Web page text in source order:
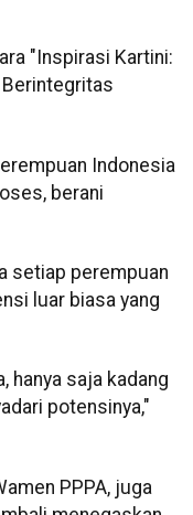
"Inspirasi Kartini:
Berintegritas
Indonesia
berani
setiap perempuan
luar biasa yang
hanya saja kadang
potensinya,"
PPPA, juga